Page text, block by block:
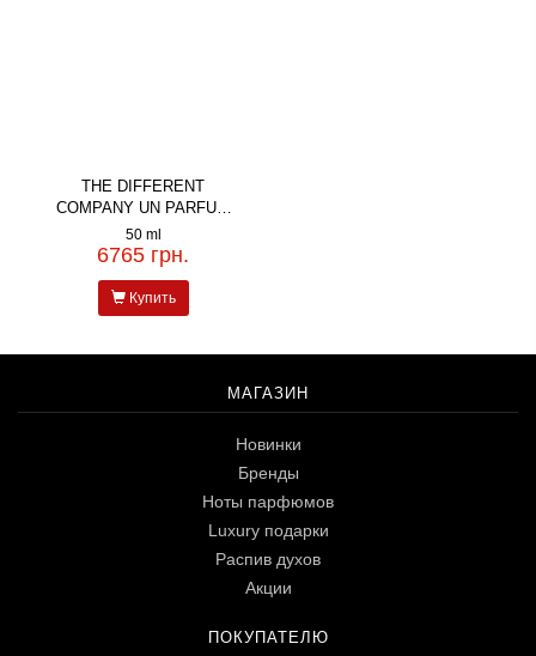
THE DIFFERENT
COMPANY UN PARFUM
D'AILLEURS ET FLEURS
50 ml
6765 грн.
Купить
МАГАЗИН
Новинки
Бренды
Ноты парфюмов
Luxury подарки
Распив духов
Акции
ПОКУПАТЕЛЮ